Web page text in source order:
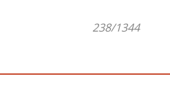
238/1344